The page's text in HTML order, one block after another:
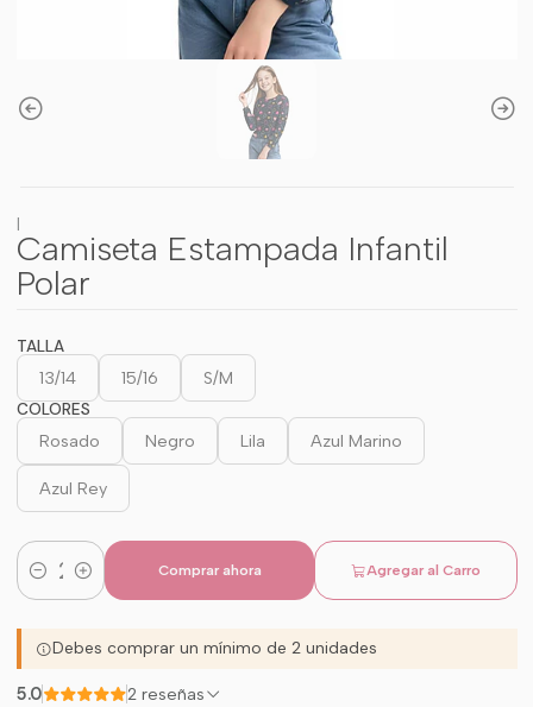
|
Camiseta Estampada Infantil
Polar
TALLA
13/14 15/16 S/M
COLORES
Rosado Negro Lila Azul Marino
Azul Rey
Cantidad
Agregar al Carro
Comprar ahora
Debes comprar un mínimo de 2 unidades
5.0 2 reseñas